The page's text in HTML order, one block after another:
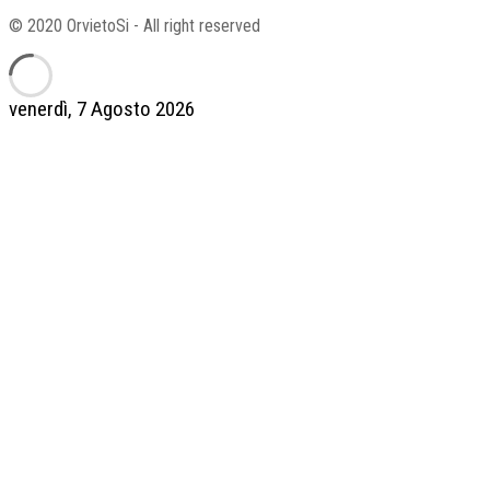
venerdì, 7 Agosto 2026
© 2020 OrvietoSi - All right reserved